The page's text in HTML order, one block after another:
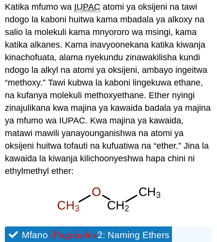
Katika mfumo wa IUPAC atomi ya oksijeni na tawi
ndogo la kaboni huitwa kama mbadala ya alkoxy na
salio la molekuli kama mnyororo wa msingi, kama
katika alkanes. Kama inavyoonekana katika kiwanja
kinachofuata, alama nyekundu zinawakilisha kundi
ndogo la alkyl na atomi ya oksijeni, ambayo ingeitwa
“methoxy.” Tawi kubwa la kaboni lingekuwa ethane,
na kufanya molekuli methoxyethane. Ether nyingi
zinajulikana kwa majina ya kawaida badala ya majina
ya mfumo wa IUPAC. Kwa majina ya kawaida,
matawi mawili yanayounganishwa na atomi ya
oksijeni huitwa tofauti na kufuatiwa na “ether.” Jina la
kawaida la kiwanja kilichoonyeshwa hapa chini ni
ethylmethyl ether:
Mfano\PageIndex2
\PageIndex2: Naming Ethers